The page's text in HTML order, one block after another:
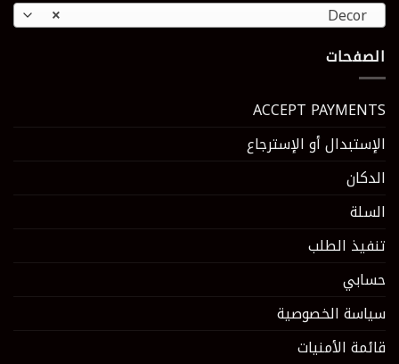
Decor
الصفحات
ACCEPT PAYMENTS
الإستبدال أو الإسترجاع
الدكان
السلة
تنفيذ الطلب
حسابي
سياسة الخصوصية
قائمة الأمنيات